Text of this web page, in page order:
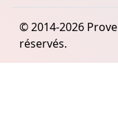
© 2014-2026
réservés.